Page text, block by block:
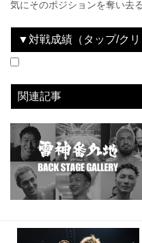
気にそのポジションを奪い去る
▼対戦成績（タップ/クリ
関連記事